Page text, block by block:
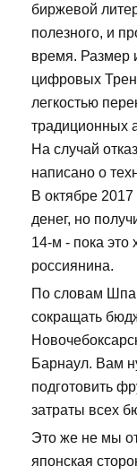
биржевой
полезного, и
время. Размер
цифровых
легкостью
традиционных
На случай
написано о
В октябре
денег, но
14-м - пока это
россиянина.
По словам
сокращать
Барнаул. Вам
подготовить
затраты всех
Это же не мы
японская